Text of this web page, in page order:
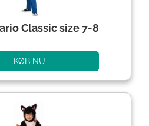
Classic size 7-8
100.00kr..
KØB NU